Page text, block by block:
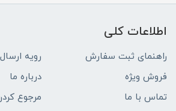
اطلاعات کلی
راهنمای ثبت سفارش
رویه
فروش ویژه
درباره ما
تماس با ما
مرجوع